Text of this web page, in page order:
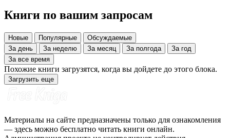
Книги по вашим запросам
Новые Популярные
Обсуждаемые
За день
За неделю За месяц За полгода
За год
За все время
Похожие книги загрузятся, когда вы дойдете до этого блока.
Загрузить еще
Материалы на сайте предназначены только для ознакомления
— здесь можно бесплатно читать книги онлайн.